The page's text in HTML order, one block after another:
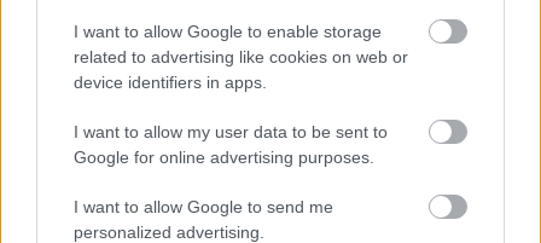
I want to allow Google to enable storage
related to advertising like cookies on web or
device identifiers in apps.
I want to allow my user data to be sent to
Google for online advertising purposes.
I want to allow Google to send me
personalized advertising.
Werbung: